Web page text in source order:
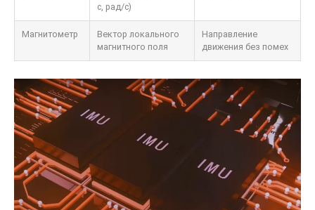
с, рад/с)
Магнитометр
Вектор локального
магнитного поля
Направление
движения без помех